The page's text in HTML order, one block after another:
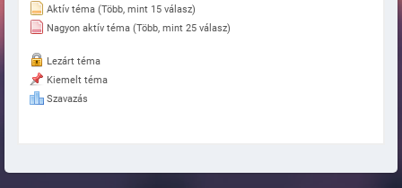
Aktív téma (Több, mint 15 válasz)
Nagyon aktív téma (Több, mint 25 válasz)
Lezárt téma
Kiemelt téma
Szavazás